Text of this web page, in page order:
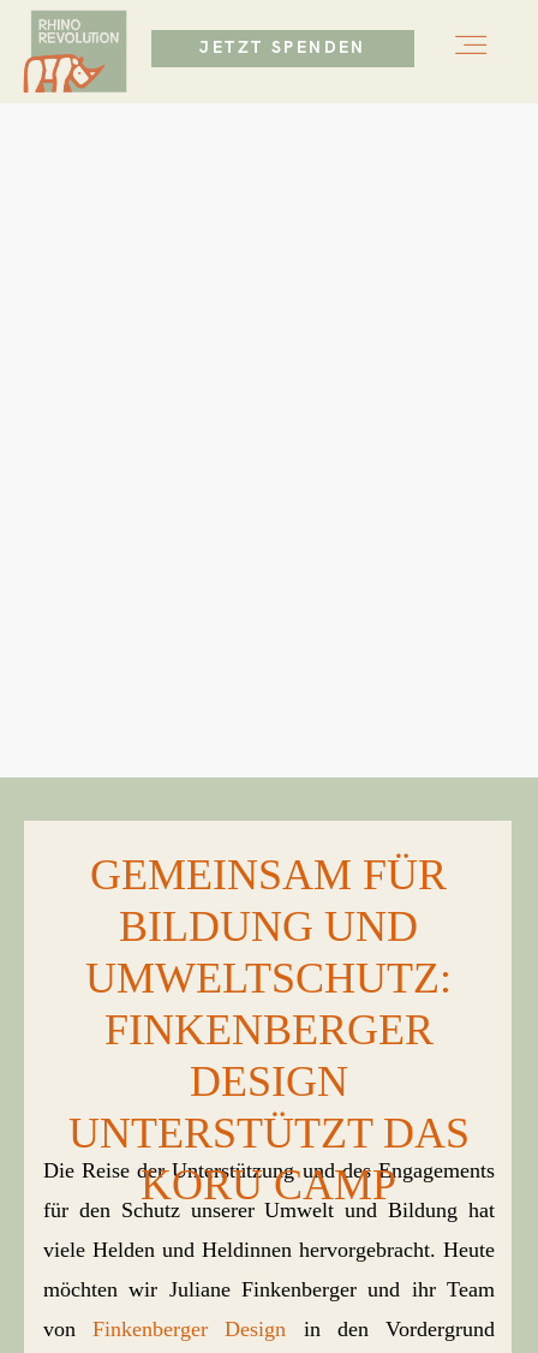
JETZT SPENDEN
Explore More
GEMEINSAM FÜR
BILDUNG UND
UMWELTSCHUTZ:
FINKENBERGER
DESIGN
UNTERSTÜTZT DAS
KORU CAMP
Die Reise der Unterstützung und des Engagements
für den Schutz unserer Umwelt und Bildung hat
viele Helden und Heldinnen hervorgebracht. Heute
möchten wir Juliane Finkenberger und ihr Team
vonFinkenberger Design in den Vordergrund